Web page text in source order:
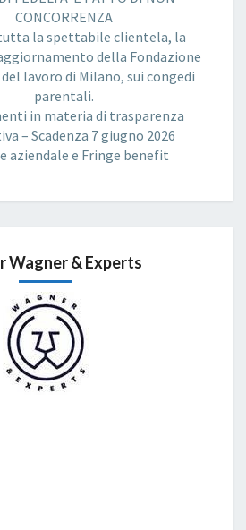
CONCORRENZA
la spettabile clientela, la
della Fondazione
lavoro di Milano, sui congedi
parentali.
in materia di trasparenza
– Scadenza 7 giugno 2026
aziendale e Fringe benefit
Wagner & Experts